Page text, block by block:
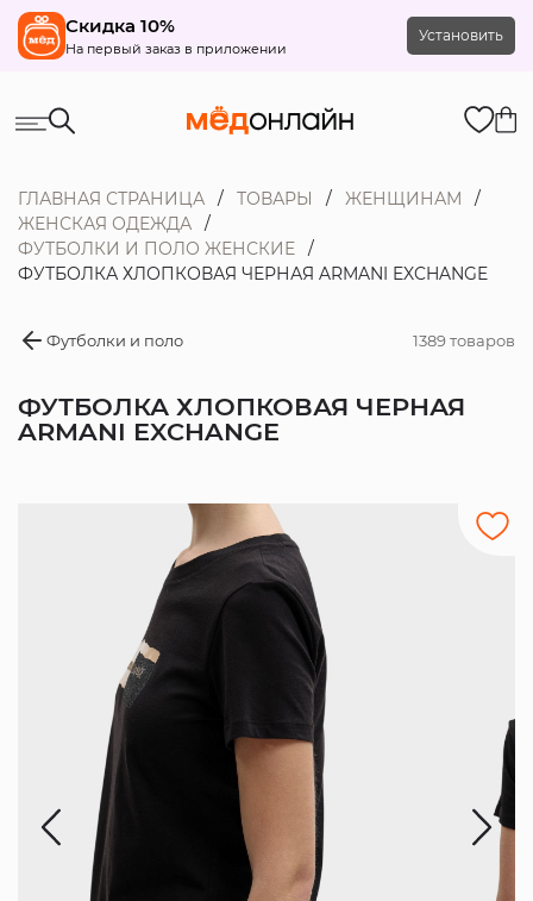
Скидка 10%
На первый заказ в приложении
Установить
ГЛАВНАЯ СТРАНИЦА ТОВАРЫ
ЖЕНЩИНАМ
ЖЕНСКАЯ ОДЕЖДА
ФУТБОЛКИ И ПОЛО ЖЕНСКИЕ
ФУТБОЛКА ХЛОПКОВАЯ ЧЕРНАЯ ARMANI EXCHANGE
Футболки и поло 1389 товаров
ФУТБОЛКА ХЛОПКОВАЯ ЧЕРНАЯ
ARMANI EXCHANGE